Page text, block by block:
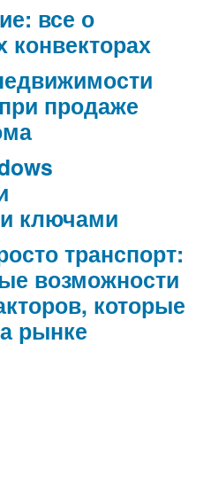
все о
конвекторах
продаже
ключами
транспорт:
возможности
которые
рынке